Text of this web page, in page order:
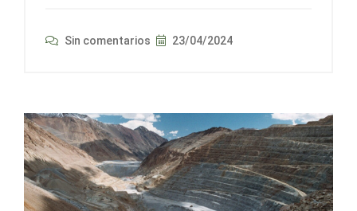
Sin comentarios 23/04/2024